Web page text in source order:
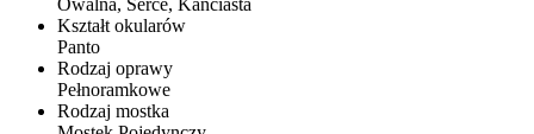
Owalna, Serce, Kanciasta
Kształt okularów
Panto
Rodzaj oprawy
Pełnoramkowe
Rodzaj mostka